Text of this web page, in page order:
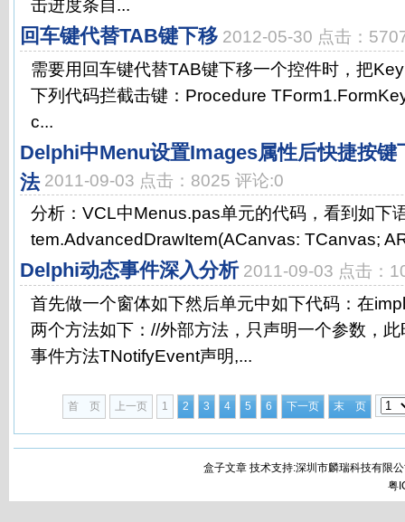
击进度条自...
回车键代替TAB键下移 2012-05-30 点击：
需要用回车键代替TAB键下移一个控件时，把
下列代码拦截击键：Procedure
c...
Delphi中Menu设置Images属性后快捷按键
法 2011-09-03 点击：8025 评论:0
分析：VCL中Menus.pas单元的代码，看到如下
tem.AdvancedDrawItem(ACanvas: TCanvas;
Delphi动态事件深入分析 2011-09-03 点击：
首先做一个窗体如下然后单元中如下代码：在
两个方法如下：//外部方法，只声明一个参数，
事件方法TNotifyEvent声明,...
首 页 上一页 1 2 3 4 5 6 下一页 末 页
盒子文章 技术支持:深圳市麟瑞科技有限
粤